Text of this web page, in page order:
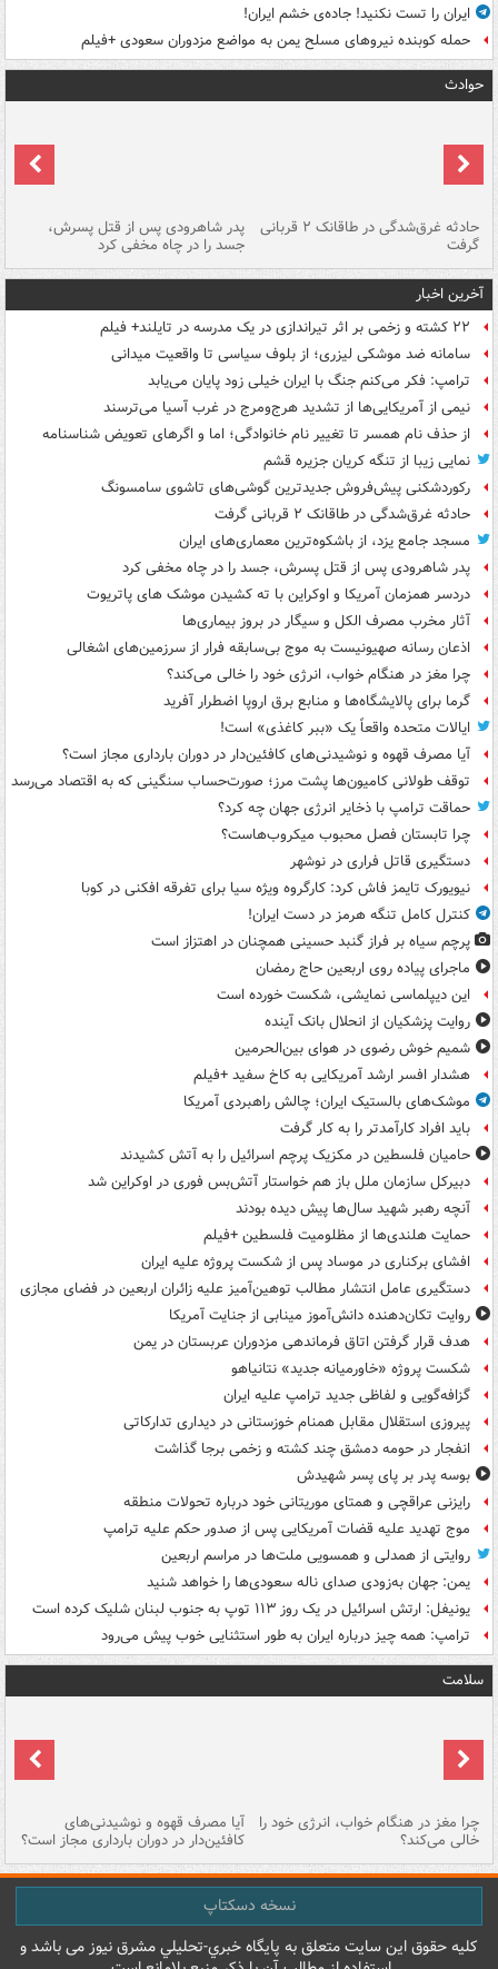
ایران را تست نکنید! جاده‌ی خشم ایران!
حمله کوبنده نیروهای مسلح یمن به مواضع مزدوران سعودی +فیلم
حوادث
حادثه غرق‌شدگی در طاقانک ۲ قربانی
گرفت
پدر شاهرودی پس از قتل پسرش،
جسد را در چاه مخفی کرد
آخرین اخبار
۲۲ کشته و زخمی بر اثر تیراندازی در یک مدرسه در تایلند+ فیلم
سامانه ضد موشکی لیزری؛ از بلوف سیاسی تا واقعیت میدانی
ترامپ: فکر می‌کنم جنگ با ایران خیلی زود پایان می‌یابد
نیمی از آمریکایی‌ها از تشدید هرج‌ومرج در غرب آسیا می‌ترسند
از حذف نام همسر تا تغییر نام خانوادگی؛ اما و اگرهای تعویض شناسنامه
نمایی زیبا از تنگه کریان جزیره قشم
رکوردشکنی پیش‌فروش جدیدترین گوشی‌های تاشوی سامسونگ
حادثه غرق‌شدگی در طاقانک ۲ قربانی گرفت
مسجد جامع یزد، از باشکوه‌ترین معماری‌های ایران
پدر شاهرودی پس از قتل پسرش، جسد را در چاه مخفی کرد
دردسر همزمان آمریکا و اوکراین با ته کشیدن موشک های پاتریوت
آثار مخرب مصرف الکل و سیگار در بروز بیماری‌ها
اذعان رسانه صهیونیست به موج بی‌سابقه فرار از سرزمین‌های اشغالی
چرا مغز در هنگام خواب، انرژی خود را خالی می‌کند؟
گرما برای پالایشگاه‌ها و منابع برق اروپا اضطرار آفرید
ایالات متحده واقعاً یک «ببر کاغذی» است!
آیا مصرف قهوه و نوشیدنی‌های کافئین‌دار در دوران بارداری مجاز است؟
توقف طولانی کامیون‌ها پشت مرز؛ صورت‌حساب سنگینی که به اقتصاد می‌رسد
حماقت ترامپ با ذخایر انرژی جهان چه کرد؟
چرا تابستان فصل محبوب میکروب‌هاست؟
دستگیری قاتل فراری در نوشهر
نیویورک تایمز فاش کرد: کارگروه ویژه سیا برای تفرقه افکنی در کوبا
کنترل کامل تنگه هرمز در دست ایران!
پرچم سیاه بر فراز گنبد حسینی همچنان در اهتزاز است
ماجرای پیاده روی اربعین حاج رمضان
این دیپلماسی نمایشی، شکست خورده است
روایت پزشکیان از انحلال بانک آینده
شمیم خوش رضوی در هوای بین‌الحرمین
هشدار افسر ارشد آمریکایی به کاخ سفید +فیلم
موشک‌های بالستیک ایران؛ چالش راهبردی آمریکا
باید افراد کارآمدتر را به کار گرفت
حامیان فلسطین در مکزیک پرچم اسرائیل را به آتش کشیدند
دبیرکل سازمان ملل باز هم خواستار آتش‌بس فوری در اوکراین شد
آنچه رهبر شهید سال‌ها پیش دیده بودند
حمایت هلندی‌ها از مظلومیت فلسطین +فیلم
افشای برکناری در موساد پس از شکست پروژه علیه ایران
دستگیری عامل انتشار مطالب توهین‌آمیز علیه زائران اربعین در فضای مجازی
روایت تکان‌دهنده دانش‌آموز مینابی از جنایت آمریکا
هدف قرار گرفتن اتاق‌ فرماندهی مزدوران عربستان در یمن
شکست پروژه «خاورمیانه جدید» نتانیاهو
گزافه‌گویی و لفاظی جدید ترامپ علیه ایران
پیروزی استقلال مقابل همنام خوزستانی در دیداری تدارکاتی
انفجار در حومه دمشق چند کشته و زخمی برجا گذاشت
بوسه‌ پدر بر پای پسر شهیدش
رایزنی عراقچی و همتای موریتانی خود درباره تحولات منطقه
موج تهدید علیه قضات آمریکایی پس از صدور حکم علیه ترامپ
روایتی از همدلی و همسویی ملت‌ها در مراسم اربعین
یمن: جهان به‌زودی صدای ناله سعودی‌ها را خواهد شنید
یونیفل: ارتش اسرائیل در یک روز ۱۱۳ توپ به جنوب لبنان شلیک کرده است
ترامپ: همه چیز درباره ایران به طور استثنایی خوب پیش می‌رود
سلامت
چرا مغز در هنگام خواب، انرژی خود را
خالی می‌کند؟
آیا مصرف قهوه و نوشیدنی‌های
کافئین‌دار در دوران بارداری مجاز است؟
نسخه دسکتاپ
کليه حقوق اين سايت متعلق به پایگاه خبري-تحليلي مشرق نيوز می باشد و